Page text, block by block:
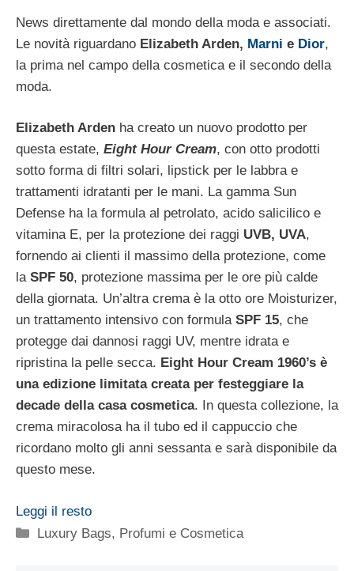
News direttamente dal mondo della moda e associati.
Le novità riguardano Elizabeth Arden, Marni e Dior,
la prima nel campo della cosmetica e il secondo della
moda.
Elizabeth Arden ha creato un nuovo prodotto per
questa estate, Eight Hour Cream, con otto prodotti
sotto forma di filtri solari, lipstick per le labbra e
trattamenti idratanti per le mani. La gamma Sun
Defense ha la formula al petrolato, acido salicilico e
vitamina E, per la protezione dei raggi UVB, UVA,
fornendo ai clienti il massimo della protezione, come
la SPF 50, protezione massima per le ore più calde
della giornata. Un’altra crema è la otto ore Moisturizer,
un trattamento intensivo con formula SPF 15, che
protegge dai dannosi raggi UV, mentre idrata e
ripristina la pelle secca. Eight Hour Cream 1960’s è
una edizione limitata creata per festeggiare la
decade della casa cosmetica. In questa collezione, la
crema miracolosa ha il tubo ed il cappuccio che
ricordano molto gli anni sessanta e sarà disponibile da
questo mese.
Leggi il resto
Categorie
Luxury Bags, Profumi e Cosmetica